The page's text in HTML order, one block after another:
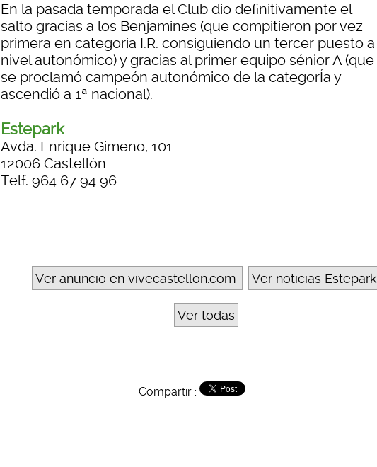
En la pasada temporada el Club dio definitivamente el
salto gracias a los Benjamines (que compitieron por vez
primera en categoría I.R. consiguiendo un tercer puesto a
nivel autonómico) y gracias al primer equipo sénior A (que
se proclamó campeón autonómico de la categorÍa y
ascendió a 1ª nacional).
Estepark
Avda. Enrique Gimeno, 101
12006 Castellón
Telf. 964 67 94 96
Ver anuncio en vivecastellon.com Ver noticias Estepark
Ver todas
Compartir :